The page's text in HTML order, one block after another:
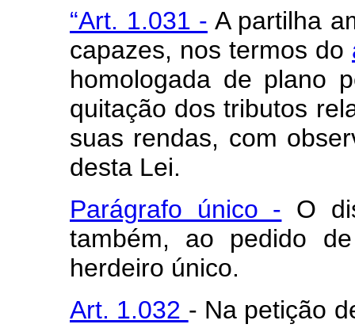
“Art. 1.031 - A partilha
capazes, nos termos do
homologada de plano
quitação dos tributos
suas rendas, com
desta Lei.
Parágrafo único - O
também, ao pedido
herdeiro único.
Art. 1.032 - Na petição